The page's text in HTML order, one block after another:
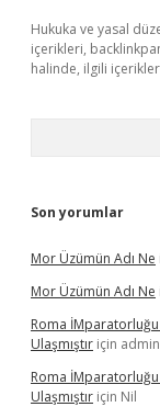
Hukuka ve yasal
içerikleri,
halinde, ilgili
Son yorumlar
Mor Üzümün Adı Ne
Mor Üzümün Adı Ne
Roma İMparatorluğu
Ulaşmıştır için admin
Roma İMparatorluğu
Ulaşmıştır için Nil